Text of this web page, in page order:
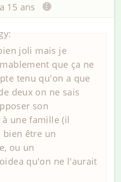
15 ans
joli mais je
que ça ne
tenu qu'on a que
deux on ne sais
son
une famille (il
être un
ou un
qu'on ne l'aurait